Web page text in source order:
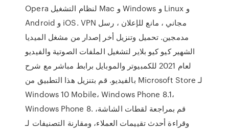
Opera لنظام التشغيل Mac و Windows و Linux و
Android و iOS. VPN مجاني ، مانع للإعلان ، رسل
مدمجين. تحميل وتنزيل أخر إصدار من مشغل الميديا
الشهير كيو كيو بلاير لتشغيل الملفات الصوتية والفيديو
لعام 2021 للكمبيوتر والموبايل برابط مباشر مع شرح
بالفيديو. قم بتنزيل هذا التطبيق من Microsoft Store لـ
Windows 10 Mobile، Windows Phone 8.1،
Windows Phone 8. قم بمراجعة لقطات الشاشة،
وقراءة أحدث تقييمات العملاء، ومقارنة التصنيفات لـ